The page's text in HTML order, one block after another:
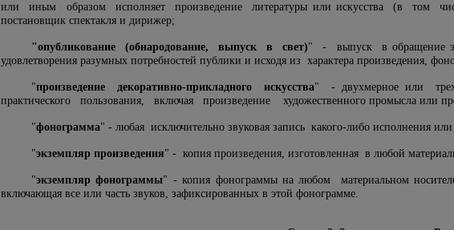
или иным образом исполняет произведение литературы или искусства (в том
постановщик спектакля и дирижер;
"опубликование (обнародование, выпуск в свет)" - выпуск в обращение
удовлетворения разумных потребностей публики и исходя из характера произведения,
"произведение декоративно-прикладного искусства" - двухмерное или
практического пользования, включая произведение художественного промысла или
"фонограмма" - любая исключительно звуковая запись какого-либо исполнения
"экземпляр произведения" - копия произведения, изготовленная в любой
"экземпляр фонограммы" - копия фонограммы на любом материальном
включающая все или часть звуков, зафиксированных в этой фонограмме.